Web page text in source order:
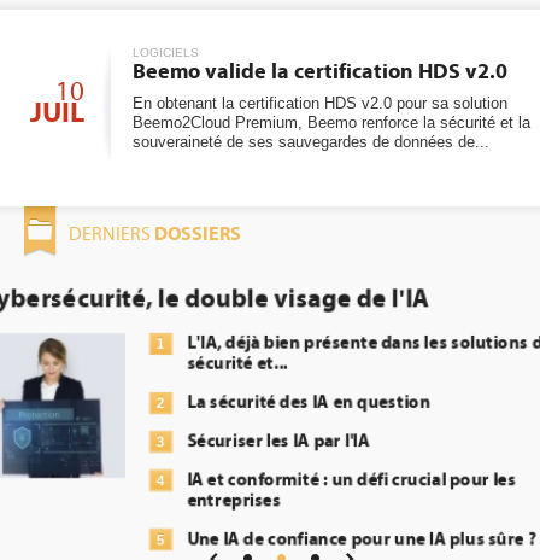
10
JUIL
LOGICIELS
Beemo valide la certification HDS v2.0
En obtenant la certification HDS v2.0 pour sa solution
Beemo2Cloud Premium, Beemo renforce la sécurité et la
souveraineté de ses sauvegardes de données de...
DERNIERS DOSSIERS
DEE: l'efficacité énergétique bientôt une
obligation pour les datacenters
1
Qu'est-ce que la DEE (directive
transformer...
3
Un outillage et des services déjà
répondre à...
4 Phocea DC dans les cordes pour